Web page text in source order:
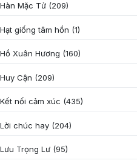
Hàn Mặc Tử (209)
Hạt giống tâm hồn (1)
Hồ Xuân Hương (160)
Huy Cận (209)
Kết nối cảm xúc (435)
Lời chúc hay (204)
Lưu Trọng Lư (95)